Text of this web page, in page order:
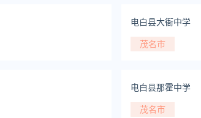
电白县大衙中学
茂名市
电白县那霍中学
茂名市